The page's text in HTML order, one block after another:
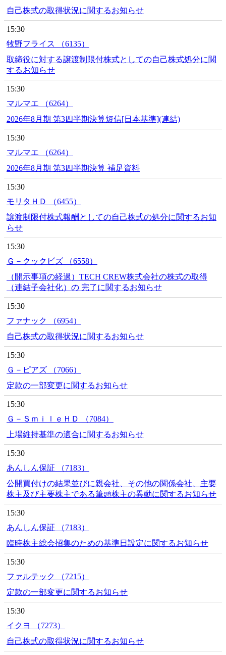
自己株式の取得状況に関するお知らせ
15:30
牧野フライス （6135）
取締役に対する譲渡制限付株式としての自己株式処分に関
するお知らせ
15:30
マルマエ （6264）
2026年8月期 第3四半期決算短信[日本基準](連結)
15:30
マルマエ （6264）
2026年8月期 第3四半期決算 補足資料
15:30
モリタＨＤ （6455）
譲渡制限付株式報酬としての自己株式の処分に関するお知
らせ
15:30
Ｇ－クックビズ （6558）
（開示事項の経過）TECH CREW株式会社の株式の取得
（連結子会社化）の 完了に関するお知らせ
15:30
ファナック （6954）
自己株式の取得状況に関するお知らせ
15:30
Ｇ－ピアズ （7066）
定款の一部変更に関するお知らせ
15:30
Ｇ－ＳｍｉｌｅＨＤ （7084）
上場維持基準の適合に関するお知らせ
15:30
あんしん保証 （7183）
公開買付けの結果並びに親会社、その他の関係会社、主要
株主及び主要株主である筆頭株主の異動に関するお知らせ
15:30
あんしん保証 （7183）
臨時株主総会招集のための基準日設定に関するお知らせ
15:30
ファルテック （7215）
定款の一部変更に関するお知らせ
15:30
イクヨ （7273）
自己株式の取得状況に関するお知らせ